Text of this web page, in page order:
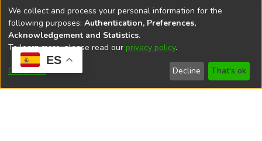
ES
INDUAUTO - Planta baja
Soporte Técnico Bibliolatino.com
We collect and process your personal information for the
following purposes: Authentication, Preferences,
Acknowledgement and Statistics.
To learn more, please read our privacy policy.
Customize Decline That's ok